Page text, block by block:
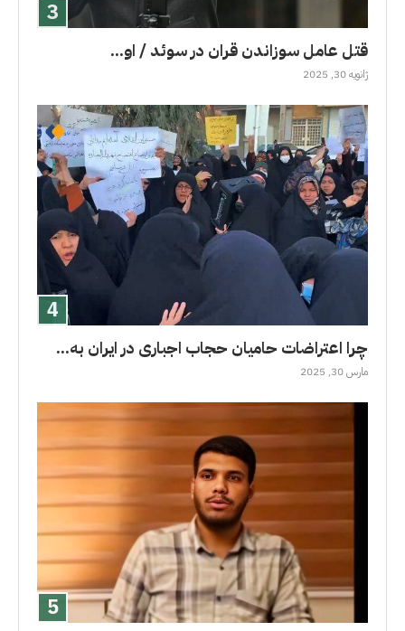
قتل عامل سوزاندن قران در سوئد / او...
ژانویه 30, 2025
چرا اعتراضات حامیان حجاب اجباری در ایران به...
مارس 30, 2025